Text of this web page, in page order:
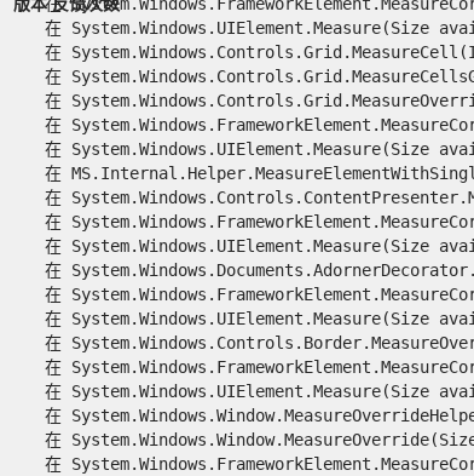
在 System.Windows.UIElement.Measure(Size
在
在
在
在
在 System.Windows.UIElement.Measure(Size
在
在
在
在 System.Windows.UIElement.Measure(Size
在
在
在 System.Windows.UIElement.Measure(Size
在
在
在 System.Windows.UIElement.Measure(Size
在
在
在
版本 反馈次数